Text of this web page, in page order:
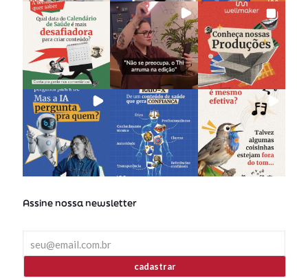
Assine nossa newsletter
cadastrar